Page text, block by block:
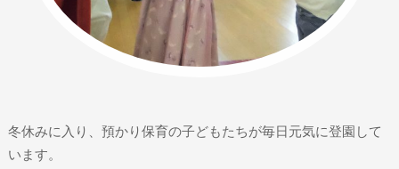
冬休みに入り、預かり保育の子どもたちが毎日元気に登園して
います。